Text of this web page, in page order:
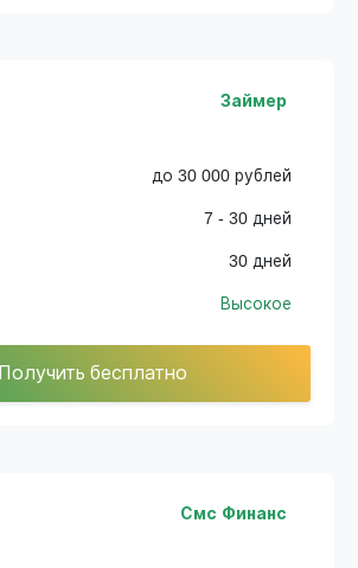
Займер
до 30 000 рублей
7 - 30 дней
30 дней
Высокое
Получить бесплатно
Смс Финанс